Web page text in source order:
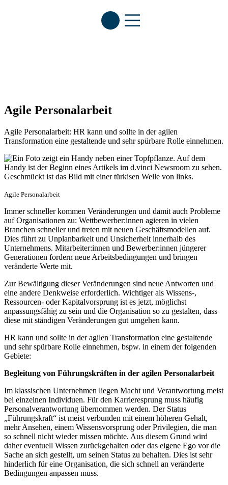
o
Agile Personalarbeit
Agile Personalarbeit: HR kann und sollte in der agilen
Transformation eine gestaltende und sehr spürbare Rolle einnehmen.
Agile Personalarbeit
Immer schneller kommen Veränderungen und damit auch Probleme
auf Organisationen zu: Wettbewerber:innen agieren in vielen
Branchen schneller und treten mit neuen Geschäftsmodellen auf.
Dies führt zu Unplanbarkeit und Unsicherheit innerhalb des
Unternehmens. Mitarbeiter:innen und Bewerber:innen jüngerer
Generationen fordern neue Arbeitsbedingungen und bringen
veränderte Werte mit.
Zur Bewältigung dieser Veränderungen sind neue Antworten und
eine andere Denkweise erforderlich. Wichtiger als Wissens-,
Ressourcen- oder Kapitalvorsprung ist es jetzt, möglichst
anpassungsfähig zu sein und die Organisation so zu gestalten, dass
diese mit ständigen Veränderungen gut umgehen kann.
HR kann und sollte in der agilen Transformation eine gestaltende
und sehr spürbare Rolle einnehmen, bspw. in einem der folgenden
Gebiete:
Begleitung von Führungskräften in der agilen Personalarbeit
Im klassischen Unternehmen liegen Macht und Verantwortung meist
bei einzelnen Individuen. Für den Karrieresprung muss häufig
Personalverantwortung übernommen werden. Der Status
„Führungskraft“ ist meist verbunden mit einem höheren Gehalt,
mehr Ansehen, einem Wissensvorsprung oder Privilegien, die man
so schnell nicht wieder missen möchte. Aus diesem Grund wird
daher eventuell Wissen zurückgehalten oder das eigene Ego vor die
Sache an sich gestellt, um seinen Status zu behalten. Dies ist sehr
hinderlich für eine Organisation, die sich schnell an veränderte
Bedingungen anpassen muss.